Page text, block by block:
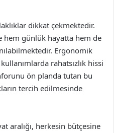
dikkat çekmektedir.
hem günlük hayatta hem de
Ergonomik
rahatsızlık hissi
ön planda tutan bu
tercih edilmesinde
aralığı, herkesin bütçesine